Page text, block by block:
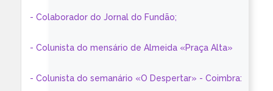
- Colaborador do Jornal do Fundão;
- Colunista do mensário de Almeida «Praça Alta»
- Colunista do semanário «O Despertar» - Coimbra: